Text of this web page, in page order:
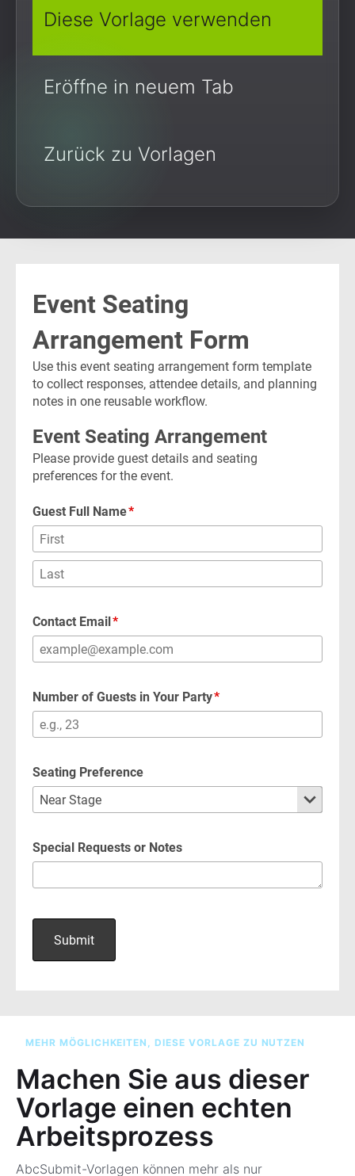
Diese Vorlage verwenden
Eröffne in neuem Tab
Zurück zu Vorlagen
MEHR MÖGLICHKEITEN, DIESE VORLAGE ZU NUTZEN
Machen Sie aus dieser
Vorlage einen echten
Arbeitsprozess
AbcSubmit-Vorlagen können mehr als nur